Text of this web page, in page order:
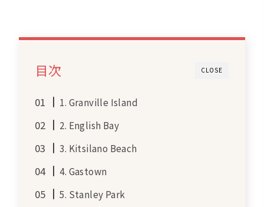
CLOSE
目次
1. Granville Island
2. English Bay
3. Kitsilano Beach
4. Gastown
5. Stanley Park